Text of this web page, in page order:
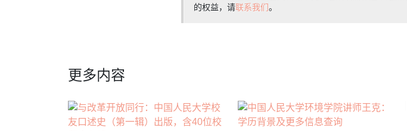
的权益，请联系我们。
更多内容